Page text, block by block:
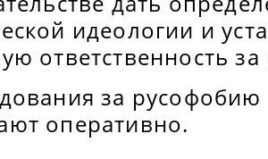
идеологии и
ответственность
за русофобию
оперативно.